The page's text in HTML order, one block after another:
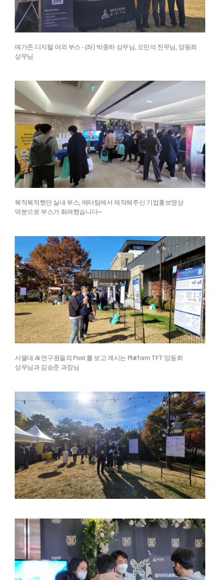
메가존.디지털 야외 부스 - (좌) 박종하 상무님, 오민석 전무님, 양동희
상무님
북적북적했던 실내 부스, 메타팀에서 제작해주신 기업홍보영상
덕분으로 부스가 화려했습니다~
서울대 AI 연구원들의 Post 를 보고 계시는 Platform TFT 양동희
상무님과 김승준 과장님